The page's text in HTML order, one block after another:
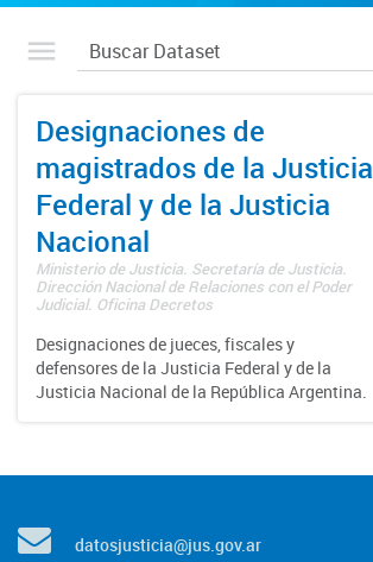
Designaciones de
magistrados de la Justicia
Federal y de la Justicia
Nacional
Ministerio de Justicia. Secretaría de Justicia.
Dirección Nacional de Relaciones con el Poder
Judicial. Oficina Decretos
Designaciones de jueces, fiscales y
defensores de la Justicia Federal y de la
Justicia Nacional de la República Argentina.
datosjusticia@jus.gov.ar